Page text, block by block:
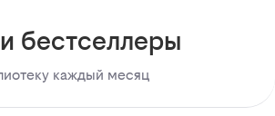
бестселлеры
каждый месяц